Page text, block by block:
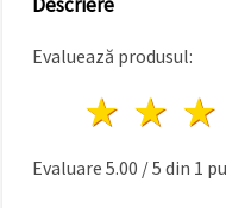
Evaluează produsul:
2
1 stea
Evaluare 5.00 /5 din 1